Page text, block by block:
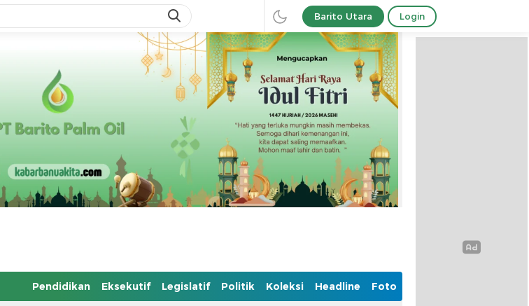
Barito Utara Login
Pendidikan Eksekutif Legislatif Politik Koleksi Headline Foto